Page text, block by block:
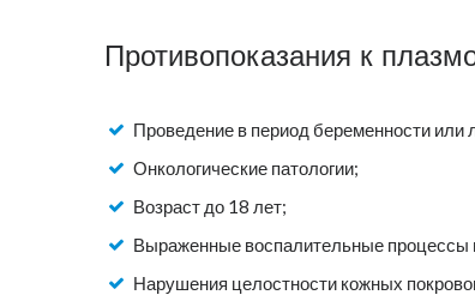
Противопоказания к
Проведение в период беременности или
Онкологические патологии;
Возраст до 18 лет;
Выраженные воспалительные процессы
Нарушения целостности кожных